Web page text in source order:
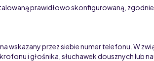
prawidłowo skonfigurowaną,
przez siebie numer telefonu. W
i głośnika, słuchawek dousznych lub